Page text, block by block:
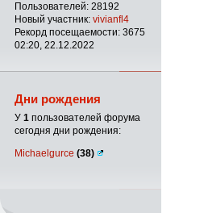
Пользователей: 28192
Новый участник: vivianfl4
Рекорд посещаемости: 3675
02:20, 22.12.2022
Дни рождения
У 1 пользователей форума
сегодня дни рождения:
Michaelgurce (38)